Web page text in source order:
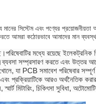
মানের সিস্টেম এবং পণ্যের
করতে আমরা কঠোরভাবে আমাদের মান
মধ্যে রয়েছে ইলেকট্রনিক
সম্প্রসারণ করতে এবং উত্তর
যা PCB সমাবেশ পরিষেবার সম্পূর্ণ
প্রক্রিয়াটিকে আরও অর্থনৈতিক
মিটারিং, চিকিৎসা সুবিধা,